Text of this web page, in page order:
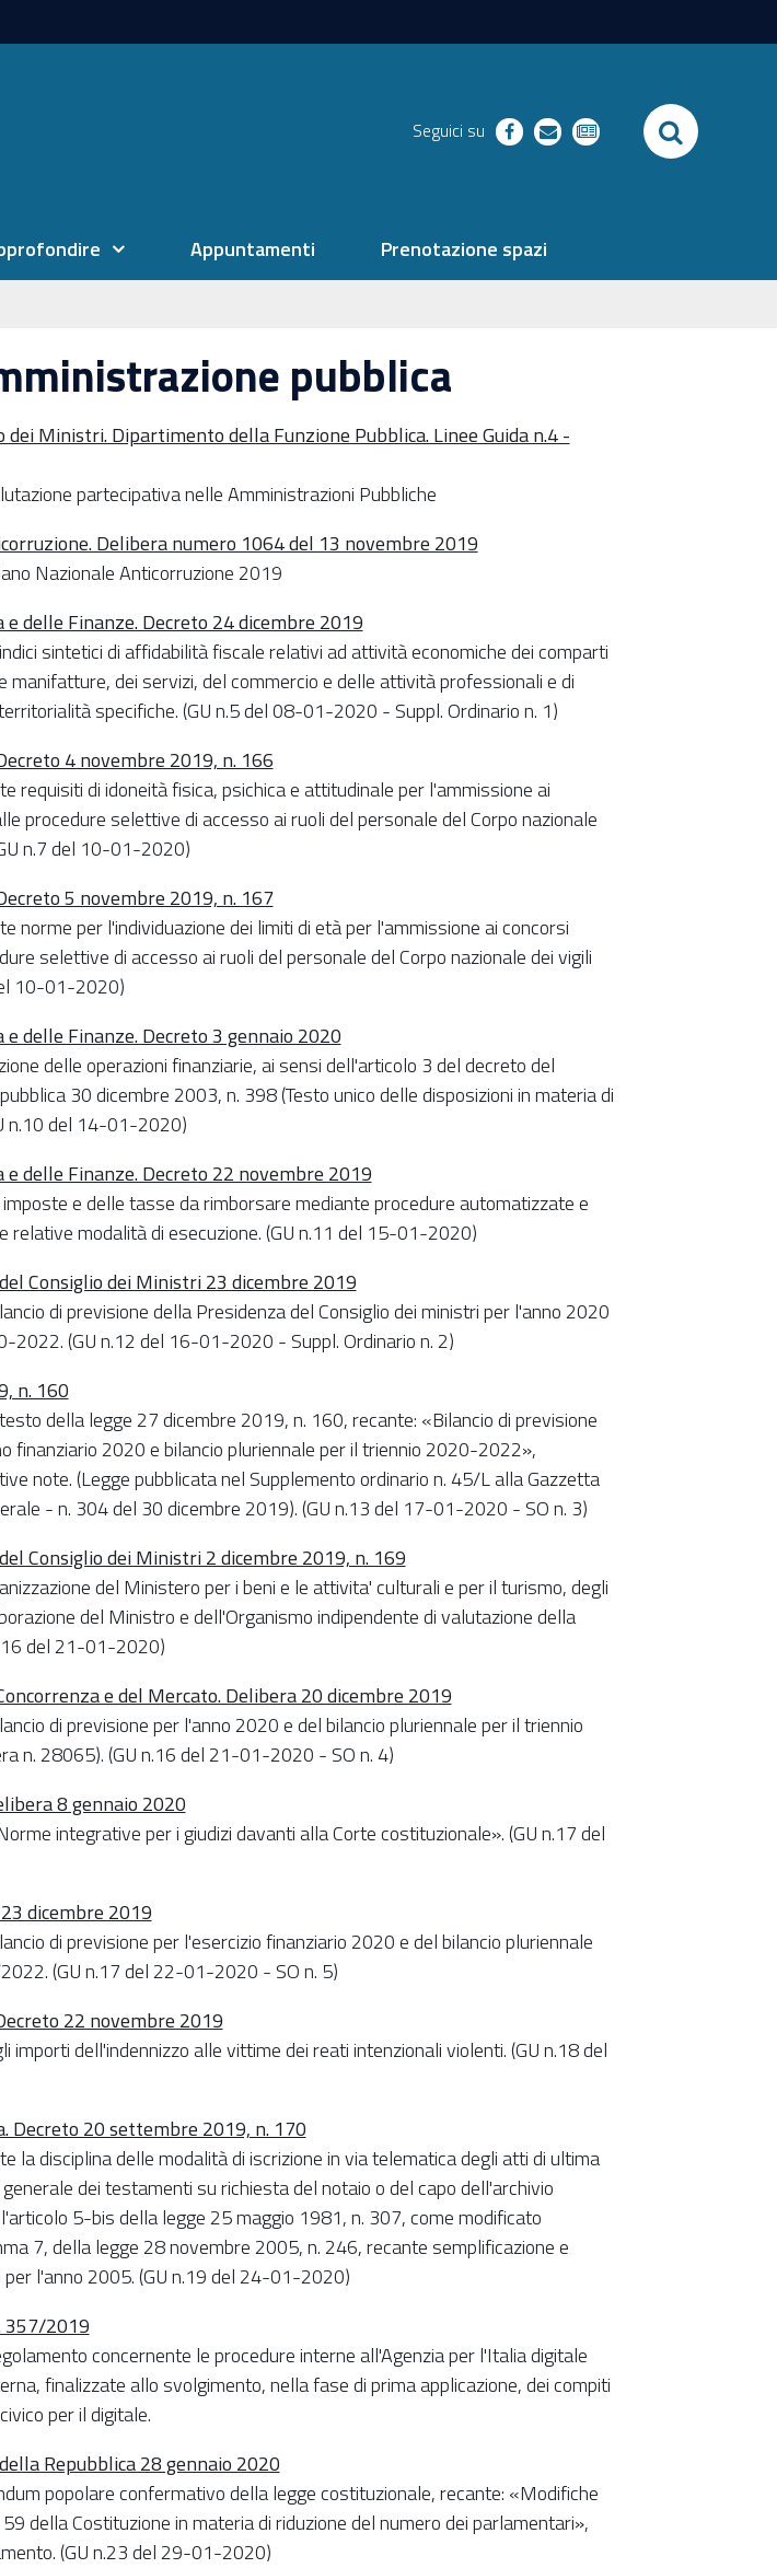
Seguici su facebookrichiestenewsletter SEARCH
Appuntamenti Prenotazione spazi
pubblica
dei Ministri. Dipartimento della Funzione Pubblica. Linee Guida n.4 -
partecipativa nelle Amministrazioni Pubbliche
Delibera numero 1064 del 13 novembre 2019
Nazionale Anticorruzione 2019
e delle Finanze. Decreto 24 dicembre 2019
sintetici di affidabilità fiscale relativi ad attività economiche dei comparti
manifatture, dei servizi, del commercio e delle attività professionali e di
specifiche. (GU n.5 del 08-01-2020 - Suppl. Ordinario n. 1)
4 novembre 2019, n. 166
requisiti di idoneità fisica, psichica e attitudinale per l'ammissione ai
procedure selettive di accesso ai ruoli del personale del Corpo nazionale
n.7 del 10-01-2020)
5 novembre 2019, n. 167
norme per l'individuazione dei limiti di età per l'ammissione ai concorsi
selettive di accesso ai ruoli del personale del Corpo nazionale dei vigili
10-01-2020)
e delle Finanze. Decreto 3 gennaio 2020
delle operazioni finanziarie, ai sensi dell'articolo 3 del decreto del
30 dicembre 2003, n. 398 (Testo unico delle disposizioni in materia di
n.10 del 14-01-2020)
e delle Finanze. Decreto 22 novembre 2019
e delle tasse da rimborsare mediante procedure automatizzate e
relative modalità di esecuzione. (GU n.11 del 15-01-2020)
Consiglio dei Ministri 23 dicembre 2019
di previsione della Presidenza del Consiglio dei ministri per l'anno 2020
2022. (GU n.12 del 16-01-2020 - Suppl. Ordinario n. 2)
n. 160
della legge 27 dicembre 2019, n. 160, recante: «Bilancio di previsione
finanziario 2020 e bilancio pluriennale per il triennio 2020-2022»,
note. (Legge pubblicata nel Supplemento ordinario n. 45/L alla Gazzetta
- n. 304 del 30 dicembre 2019). (GU n.13 del 17-01-2020 - SO n. 3)
Consiglio dei Ministri 2 dicembre 2019, n. 169
del Ministero per i beni e le attivita' culturali e per il turismo, degli
del Ministro e dell'Organismo indipendente di valutazione della
del 21-01-2020)
e del Mercato. Delibera 20 dicembre 2019
di previsione per l'anno 2020 e del bilancio pluriennale per il triennio
n. 28065). (GU n.16 del 21-01-2020 - SO n. 4)
8 gennaio 2020
integrative per i giudizi davanti alla Corte costituzionale». (GU n.17 del
dicembre 2019
di previsione per l'esercizio finanziario 2020 e del bilancio pluriennale
(GU n.17 del 22-01-2020 - SO n. 5)
22 novembre 2019
importi dell'indennizzo alle vittime dei reati intenzionali violenti. (GU n.18 del
Decreto 20 settembre 2019, n. 170
la disciplina delle modalità di iscrizione in via telematica degli atti di ultima
dei testamenti su richiesta del notaio o del capo dell'archivio
5-bis della legge 25 maggio 1981, n. 307, come modificato
7, della legge 28 novembre 2005, n. 246, recante semplificazione e
l'anno 2005. (GU n.19 del 24-01-2020)
357/2019
concernente le procedure interne all'Agenzia per l'Italia digitale
finalizzate allo svolgimento, nella fase di prima applicazione, dei compiti
per il digitale.
Repubblica 28 gennaio 2020
popolare confermativo della legge costituzionale, recante: «Modifiche
della Costituzione in materia di riduzione del numero dei parlamentari»,
(GU n.23 del 29-01-2020)